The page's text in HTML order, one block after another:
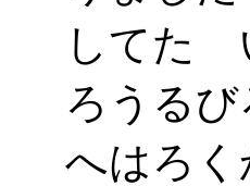
してた
ろうる
へはろ